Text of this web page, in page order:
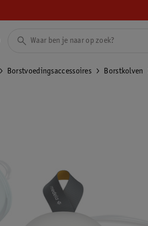
Borstvoedingsaccessoires Borstkolven